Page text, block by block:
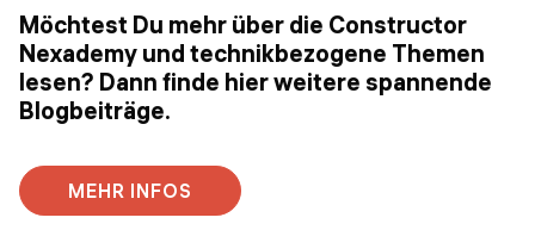
Möchtest Du mehr über die Constructor
Nexademy und technikbezogene Themen
lesen? Dann finde hier weitere spannende
Blogbeiträge.
MEHR INFOS